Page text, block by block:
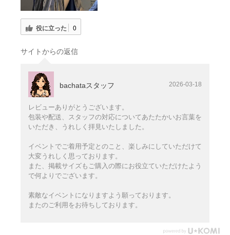
役に立った 0
サイトからの返信
bachataスタッフ 2026-03-18
レビューありがとうございます。
包装や配送、スタッフの対応についてあたたかいお言葉を
いただき、うれしく拝見いたしました。
イベントでご着用予定とのこと、楽しみにしていただけて
大変うれしく思っております。
また、掲載サイズもご購入の際にお役立ていただけたよう
で何よりでございます。
素敵なイベントになりますよう願っております。
またのご利用をお待ちしております。